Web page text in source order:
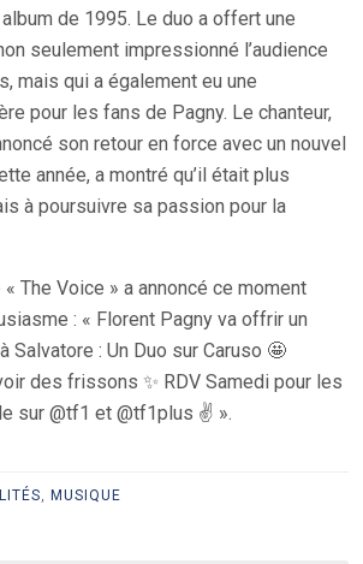
de 1995. Le duo a offert une
seulement impressionné l’audience
mais qui a également eu une
pour les fans de Pagny. Le chanteur,
son retour en force avec un nouvel
année, a montré qu’il était plus
à poursuivre sa passion pour la
The Voice » a annoncé ce moment
: « Florent Pagny va offrir un
Salvatore : Un Duo sur Caruso 🤩
des frissons ✨ RDV Samedi pour les
sur @tf1 et @tf1plus ✌️ ».
MUSIQUE